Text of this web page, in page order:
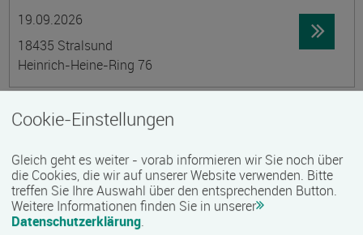
19.09.2026
18435 Stralsund
Heinrich-Heine-Ring 76
InfoTag an der ecolea Private Berufliche Schule
17033 Neubrandenburg
Nonnenhofer Straße 24–26
Cookie-Einstellungen
Gleich geht es weiter - vorab informieren wir Sie noch über
die Cookies, die wir auf unserer Website verwenden. Bitte
treffen Sie Ihre Auswahl über den entsprechenden Button.
Weitere Informationen finden Sie in unserer
Datenschutzerklärung.